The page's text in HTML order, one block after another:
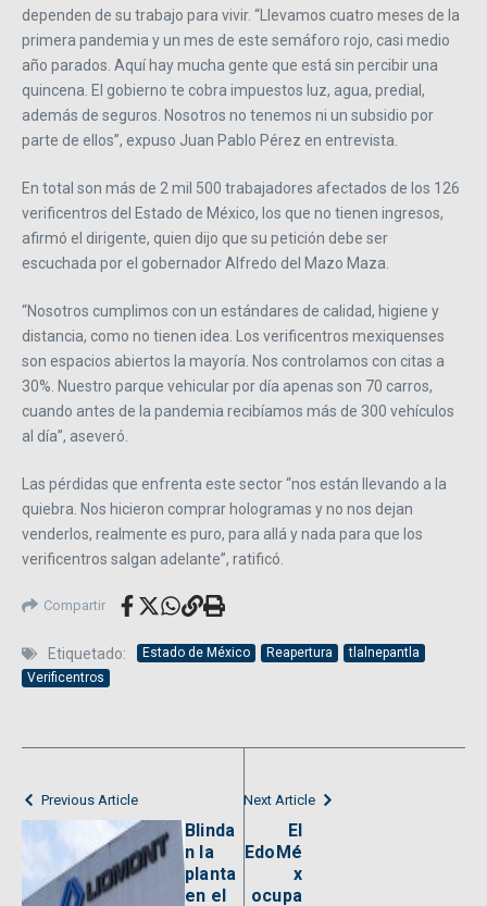
dependen de su trabajo para vivir. “Llevamos cuatro meses de la
primera pandemia y un mes de este semáforo rojo, casi medio
año parados. Aquí hay mucha gente que está sin percibir una
quincena. El gobierno te cobra impuestos luz, agua, predial,
además de seguros. Nosotros no tenemos ni un subsidio por
parte de ellos”, expuso Juan Pablo Pérez en entrevista.
En total son más de 2 mil 500 trabajadores afectados de los 126
verificentros del Estado de México, los que no tienen ingresos,
afirmó el dirigente, quien dijo que su petición debe ser
escuchada por el gobernador Alfredo del Mazo Maza.
“Nosotros cumplimos con un estándares de calidad, higiene y
distancia, como no tienen idea. Los verificentros mexiquenses
son espacios abiertos la mayoría. Nos controlamos con citas a
30%. Nuestro parque vehicular por día apenas son 70 carros,
cuando antes de la pandemia recibíamos más de 300 vehículos
al día”, aseveró.
Las pérdidas que enfrenta este sector “nos están llevando a la
quiebra. Nos hicieron comprar hologramas y no nos dejan
venderlos, realmente es puro, para allá y nada para que los
verificentros salgan adelante”, ratificó.
Compartir
Etiquetado: Estado de México Reapertura
tlalnepantla
Verificentros
Previous Article
Blinda
n la
planta
en el
Next Article
El
EdoMé
x
ocupa